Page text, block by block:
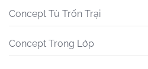
Concept Tù Trốn Trại
Concept Trong Lớp